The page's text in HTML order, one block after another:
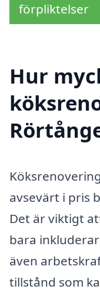
förpliktelser
Hur
avsevärt i pris
Det är viktigt
bara
även
tillstånd som